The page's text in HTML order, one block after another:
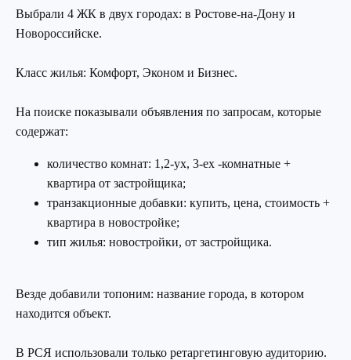
Выбрали 4 ЖК в двух городах: в Ростове-на-Дону и
Новороссийске.
Класс жилья: Комфорт, Эконом и Бизнес.
На поиске показывали объявления по запросам, которые
содержат:
количество комнат: 1,2-ух, 3-ех -комнатные +
квартира от застройщика;
транзакционные добавки: купить, цена, стоимость +
квартира в новостройке;
тип жилья: новостройки, от застройщика.
Везде добавили топоним: название города, в котором
находится объект.
В РСЯ использовали только ретаргетинговую аудиторию.